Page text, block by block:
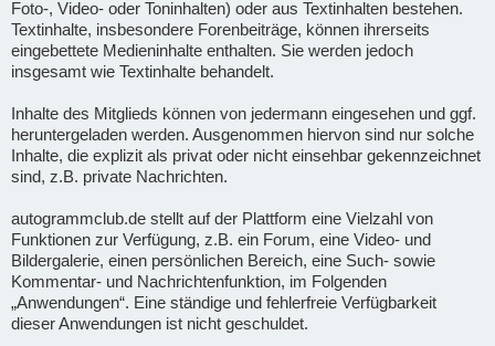
Foto-, Video- oder Toninhalten) oder aus Textinhalten bestehen.
Textinhalte, insbesondere Forenbeiträge, können ihrerseits
eingebettete Medieninhalte enthalten. Sie werden jedoch
insgesamt wie Textinhalte behandelt.
Inhalte des Mitglieds können von jedermann eingesehen und ggf.
heruntergeladen werden. Ausgenommen hiervon sind nur solche
Inhalte, die explizit als privat oder nicht einsehbar gekennzeichnet
sind, z.B. private Nachrichten.
autogrammclub.de stellt auf der Plattform eine Vielzahl von
Funktionen zur Verfügung, z.B. ein Forum, eine Video- und
Bildergalerie, einen persönlichen Bereich, eine Such- sowie
Kommentar- und Nachrichtenfunktion, im Folgenden
„Anwendungen“. Eine ständige und fehlerfreie Verfügbarkeit
dieser Anwendungen ist nicht geschuldet.